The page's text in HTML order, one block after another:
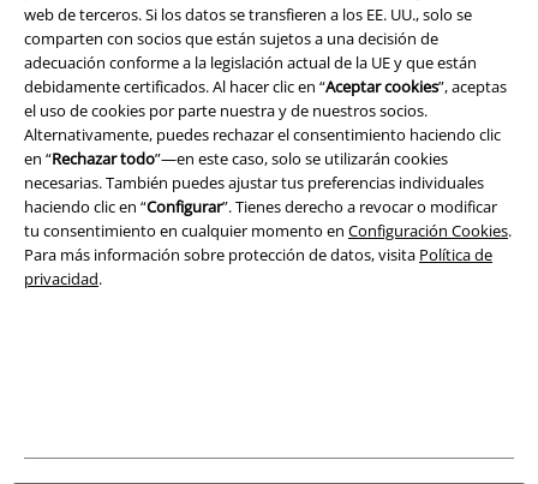
web de terceros. Si los datos se transfieren a los EE. UU., solo se
comparten con socios que están sujetos a una decisión de
adecuación conforme a la legislación actual de la UE y que están
debidamente certificados. Al hacer clic en “Aceptar cookies”, aceptas
el uso de cookies por parte nuestra y de nuestros socios.
Alternativamente, puedes rechazar el consentimiento haciendo clic
en “Rechazar todo”—en este caso, solo se utilizarán cookies
necesarias. También puedes ajustar tus preferencias individuales
haciendo clic en “Configurar”. Tienes derecho a revocar o modificar
tu consentimiento en cualquier momento en Configuración Cookies.
Para más información sobre protección de datos, visita Política de
privacidad.
Términos y Condiciones
Aviso Legal
Ley protección de datos
Eliminación de residuos y protección del medioambiente
Declaración de Conformidad